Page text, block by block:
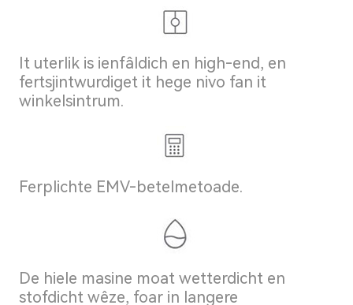
It uterlik is ienfâldich en high-end, en
fertsjintwurdiget it hege nivo fan it
winkelsintrum.
Ferplichte EMV-betelmetoade.
De hiele masine moat wetterdicht en
stofdicht wêze, foar in langere